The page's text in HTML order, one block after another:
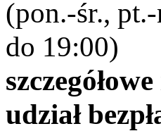
(pon.-śr.,
do 19:00)
udział